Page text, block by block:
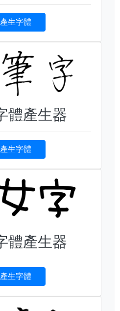
生字體
體產生器
生字體
體產生器
生字體